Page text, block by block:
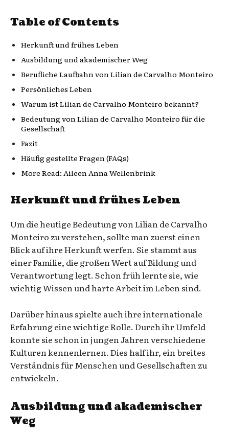
Table of Contents
Herkunft und frühes Leben
Ausbildung und akademischer Weg
Berufliche Laufbahn von Lilian de Carvalho Monteiro
Persönliches Leben
Warum ist Lilian de Carvalho Monteiro bekannt?
Bedeutung von Lilian de Carvalho Monteiro für die
Gesellschaft
Fazit
Häufig gestellte Fragen (FAQs)
More Read: Aileen Anna Wellenbrink
Herkunft und frühes Leben
Um die heutige Bedeutung von Lilian de Carvalho
Monteiro zu verstehen, sollte man zuerst einen
Blick auf ihre Herkunft werfen. Sie stammt aus
einer Familie, die großen Wert auf Bildung und
Verantwortung legt. Schon früh lernte sie, wie
wichtig Wissen und harte Arbeit im Leben sind.
Darüber hinaus spielte auch ihre internationale
Erfahrung eine wichtige Rolle. Durch ihr Umfeld
konnte sie schon in jungen Jahren verschiedene
Kulturen kennenlernen. Dies half ihr, ein breites
Verständnis für Menschen und Gesellschaften zu
entwickeln.
Ausbildung und akademischer
Weg